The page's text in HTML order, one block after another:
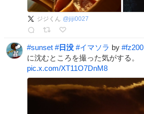
ジジくん @jiji0027
#sunset #日没 #イマソラ by #fz200
に沈むところを撮った気がする。
pic.x.com/XT11O7DnM8